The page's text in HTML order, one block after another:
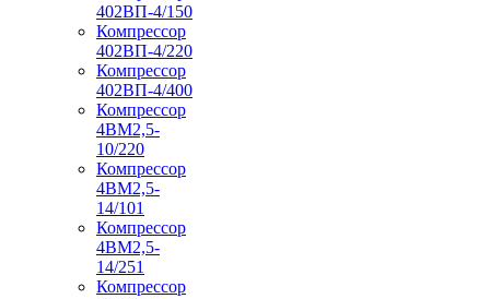
402ВП-4/150
Компрессор
402ВП-4/220
Компрессор
402ВП-4/400
Компрессор
4ВМ2,5-
10/220
Компрессор
4ВМ2,5-
14/101
Компрессор
4ВМ2,5-
14/251
Компрессор